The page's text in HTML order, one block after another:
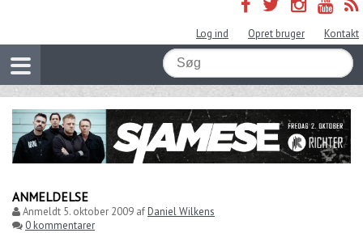
Log ind Opret bruger Kontakt
ANMELDELSE
Anmeldt 5. oktober 2009 afDaniel Wilkens
0 kommentarer